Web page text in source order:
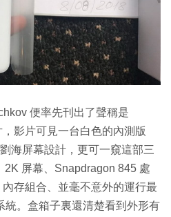
便率先刊出了聲稱是
影片可見一台白色的內測版
海屏幕設計，更可一窺這部三
屏幕、Snapdragon 845 處
存組合、並毫不意外的運行最
統。盒箱子裏還清楚看到外形有